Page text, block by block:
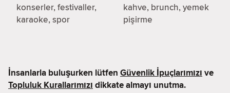
konserler, festivaller,
karaoke, spor
kahve, brunch, yemek
pişirme
İnsanlarla buluşurken lütfen Güvenlik İpuçlarımızı ve
Topluluk Kurallarımızı dikkate almayı unutma.